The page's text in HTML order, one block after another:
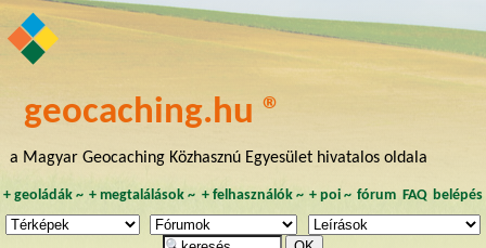
geocaching.hu ®
a Magyar Geocaching Közhasznú Egyesület hivatalos oldala
+ geoládák~ +megtalálások ~ + felhasználók~ + poi~ fórum FAQ belépés